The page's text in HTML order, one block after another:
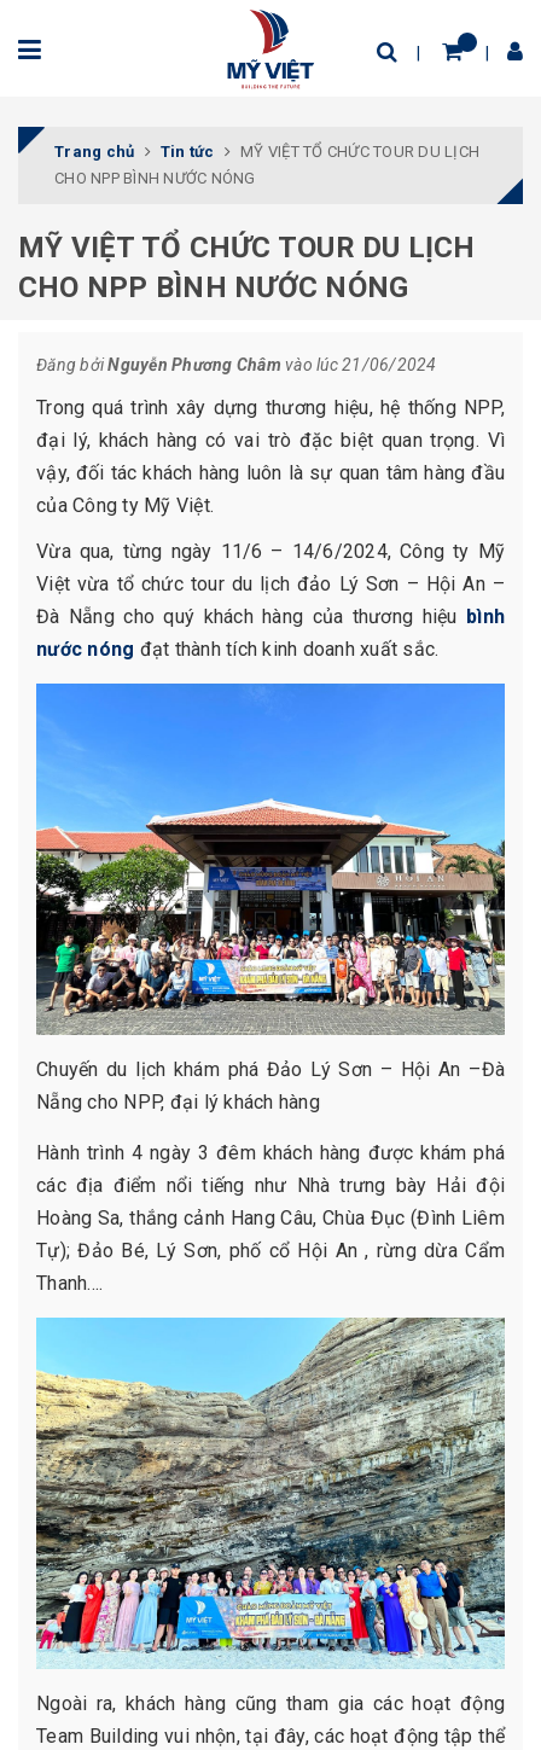
Trang chủ Tin tức
MỸ VIỆT TỔ CHỨC TOUR DU LỊCH
CHO NPP BÌNH NƯỚC NÓNG
MỸ VIỆT TỔ CHỨC TOUR DU LỊCH
CHO NPP BÌNH NƯỚC NÓNG
Đăng bởiNguyễn Phương Châm vào lúc 21/06/2024
Trong quá trình xây dựng thương hiệu, hệ thống NPP,
đại lý, khách hàng có vai trò đặc biệt quan trọng. Vì
vậy, đối tác khách hàng luôn là sự quan tâm hàng đầu
của Công ty Mỹ Việt.
Vừa qua, từng ngày 11/6 – 14/6/2024, Công ty Mỹ
Việt vừa tổ chức tour du lịch đảo Lý Sơn – Hội An –
Đà Nẵng cho quý khách hàng của thương hiệu bình
nước nóng đạt thành tích kinh doanh xuất sắc.
Chuyến du lịch khám phá Đảo Lý Sơn – Hội An –Đà
Nẵng cho NPP, đại lý khách hàng
Hành trình 4 ngày 3 đêm khách hàng được khám phá
các địa điểm nổi tiếng như Nhà trưng bày Hải đội
Hoàng Sa, thắng cảnh Hang Câu, Chùa Đục (Đình Liêm
Tự); Đảo Bé, Lý Sơn, phố cổ Hội An , rừng dừa Cẩm
Thanh....
Ngoài ra, khách hàng cũng tham gia các hoạt động
Team Building vui nhộn, tại đây, các hoạt động tập thể